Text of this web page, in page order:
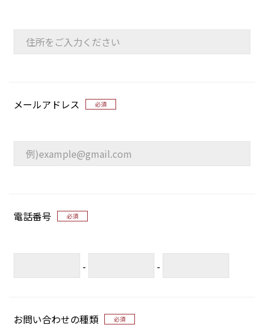
メールアドレス 必須
電話番号 必須
- -
お問い合わせの種類 必須